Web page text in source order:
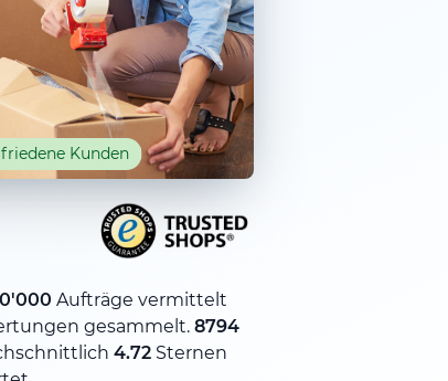
Kunden
Aufträge vermittelt
gesammelt. 8794
4.72Sternen